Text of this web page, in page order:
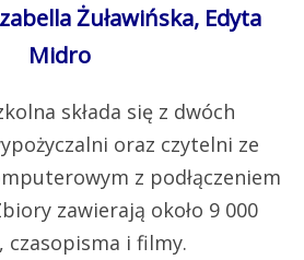
Żuławińska, Edyta
Midro
składa się z dwóch
oraz czytelni ze
z podłączeniem
zawierają około 9 000
czasopisma i filmy.